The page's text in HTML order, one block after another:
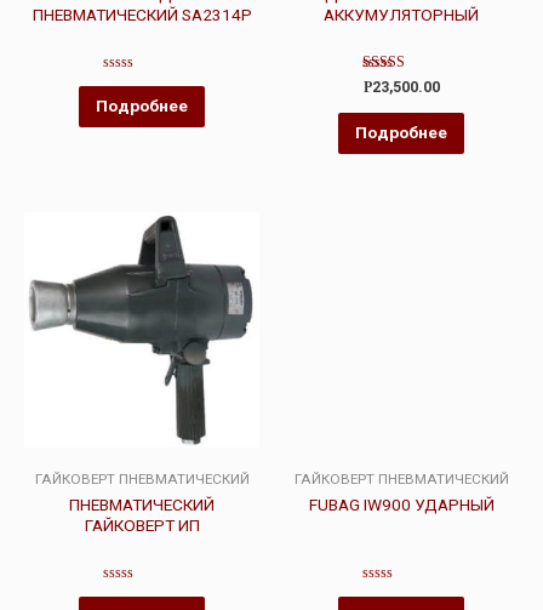
ПНЕВМАТИЧЕСКИЙ SA2314P
Оценка
0
из
5
Подробнее
АККУМУЛЯТОРНЫЙ
Оценка
4.00
из 5
Р23,500.00
Подробнее
ГАЙКОВЕРТ ПНЕВМАТИЧЕСКИЙ
ПНЕВМАТИЧЕСКИЙ
ГАЙКОВЕРТ ИП
Оценка
ГАЙКОВЕРТ ПНЕВМАТИЧЕСКИЙ
FUBAG IW900 УДАРНЫЙ
Оценка